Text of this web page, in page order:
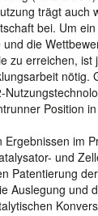
trägt auch
bei. Um
die
zu erreichen, ist
nötig.
Position
im
und
Patentierung
Auslegung und